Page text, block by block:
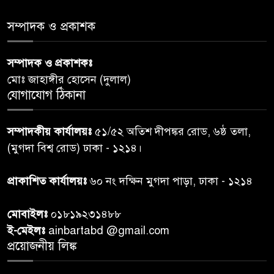
পেশ
৬
তদন্ত শেষ পর্যায়ে, দ্রুত চার্জশিট
৭
রাতের মধ্যে ঢাকাসহ ১০ অঞ্চলে
ঝড়বৃষ্টির পূর্বাভাস
৮
প্রধানমন্ত্রীর সঙ্গে দেখা করে স্বপ্নপূরণ
উপহার
৯
সম্পাদক ও প্রকাশক
সম্পাদক ও প্রকাশকঃ
মোঃ জাহাঙ্গীর হোসেন (দুলাল)
যোগাযোগ ঠিকানা
সম্পাদকীয় কার্যালয়ঃ ৫১/৫২ অতিশ দীপঙ্কর রোড, ৬ষ্ঠ তলা,
(মুগদা বিশ্ব রোড) ঢাকা - ১২১৪।
প্রাকাশিত কার্যালয়ঃ৬০ নং দক্ষিন মুগদা পাড়া, ঢাকা - ১২১৪
মোবাইলঃ ০১৮১৯২৩১৪৮৮
ই-মেইলঃ ainbartabd @gmail.com
প্রয়োজনীয় লিঙ্ক